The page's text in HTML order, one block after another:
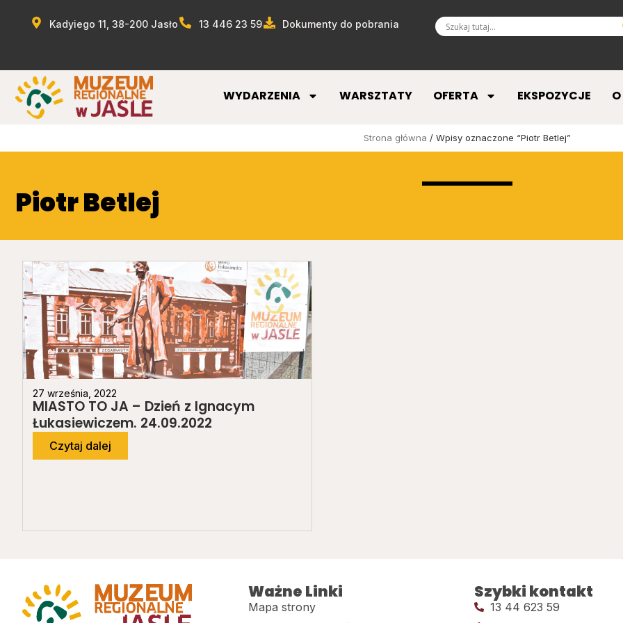
Kadyiego 11, 38-200 Jasło 13 446 23 59 Dokumenty do pobrania
WYDARZENIA WARSZTATY OFERTA EKSPOZYCJE
Strona główna / Wpisy oznaczone “Piotr Betlej”
Piotr Betlej
27 września, 2022
MIASTO TO JA – Dzień z Ignacym
Łukasiewiczem. 24.09.2022
Czytaj dalej
Ważne Linki
Mapa strony
Szybki kontakt
13 44 623 59